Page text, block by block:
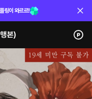
링이 와르르!
본)